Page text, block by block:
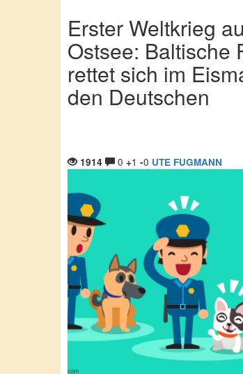
Erster Weltkrieg
Ostsee: Baltische
rettet sich im
den Deutschen
1914 0 +1 -0 UTE FUGMANN